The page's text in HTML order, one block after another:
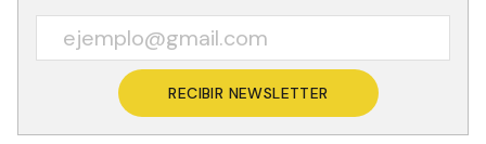
RECIBIR NEWSLETTER